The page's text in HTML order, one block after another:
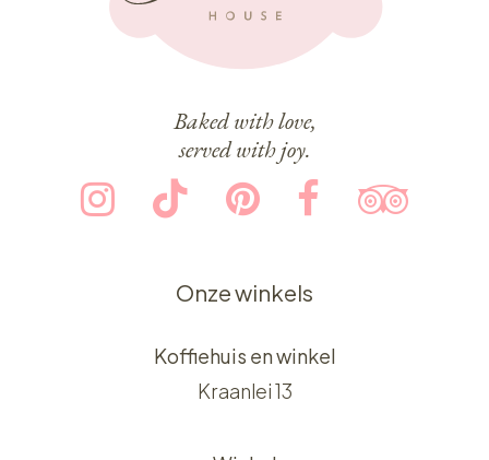
Baked with love,
served with joy.
Onze winkels
Koffiehuis en winkel
Kraanlei 13